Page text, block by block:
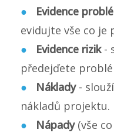
Evidence
evidujte vše co
Evidence rizik-
předejďete
Náklady-
nákladů projektu.
Nápady(vše co